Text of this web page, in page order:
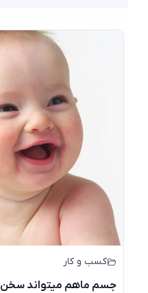
کسب و کار
جسم ماهم میتواند سخن